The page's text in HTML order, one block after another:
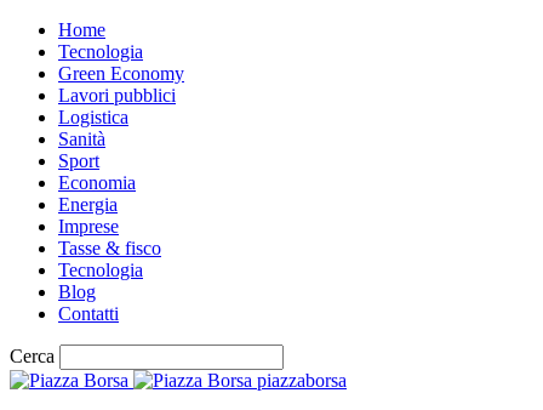
Home
Tecnologia
Green Economy
Lavori pubblici
Logistica
Sanità
Sport
Economia
Energia
Imprese
Tasse & fisco
Tecnologia
Blog
Contatti
Cerca
piazzaborsa